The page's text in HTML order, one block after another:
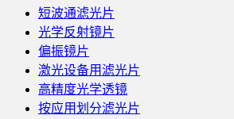
短波通滤光片
光学反射镜片
偏振镜片
激光设备用滤光片
高精度光学透镜
按应用划分滤光片